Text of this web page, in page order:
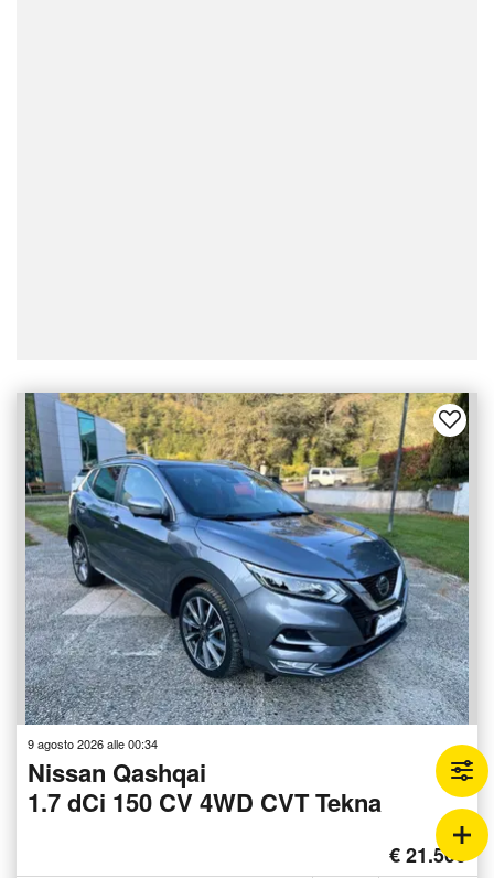
9 agosto 2026 alle 00:34
Nissan Qashqai
1.7 dCi 150 CV 4WD CVT Tekna
€ 21.500